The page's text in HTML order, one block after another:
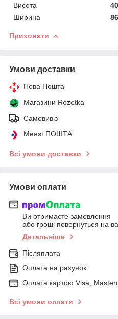
Висота
Ширина
Приховати
Умови доставки
Нова Пошта
Магазини Rozetka
Самовивіз
Meest ПОШТА
Всі умови доставки
Умови оплати
Ви отримаєте замовлення
або гроші повернуться на
Детальніше
Післяплата
Оплата на рахунок
Оплата картою Visa,
Всі умови оплати